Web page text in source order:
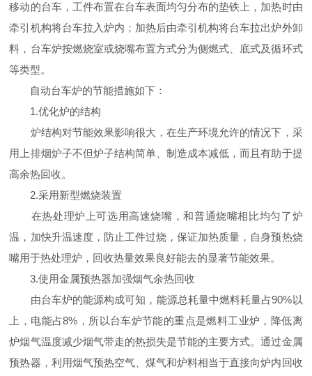
移动的台车，工件布置在台车表面均匀分布的垫铁上，加热时由
牵引机构将台车拉入炉内；加热后由牵引机构将台车拉出炉外卸
料，台车炉按燃烧室或烧嘴布置方式分为侧燃式、底式及循环式
等类型。
自动台车炉的节能措施如下：
1.优化炉的结构
炉结构对节能效果影响很大，在生产环境允许的情况下，采
用上排烟炉子不但炉子结构简单、制造成本减低，而且有助于提
高余热回收。
2.采用新型燃烧装置
在热处理炉上可选用高速烧嘴，和普通烧嘴相比均匀了炉
温，加快升温速度，防止工件过烧，保证加热质量，自身预热烧
嘴用于热处理炉，回收热量效果良好能去的显著节能效果。
3.使用金属预热器加强烟气余热回收
由台车炉的能源构成可知，能源总耗量中燃料耗量占90%以
上，电能占8%，所以台车炉节能的重点是燃料工业炉，降低离
炉烟气温度减少烟气带走的热损失是节能的主要方式。通过金属
预热器，利用烟气预热空气、煤气和炉料相当于直接向炉内回收